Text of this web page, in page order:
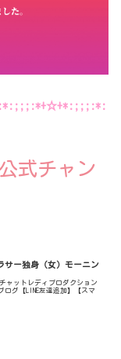
式チャン
サー独身（女）モーニン
ャットレディプロダクション
ログ【LINE友達追加】【スマ